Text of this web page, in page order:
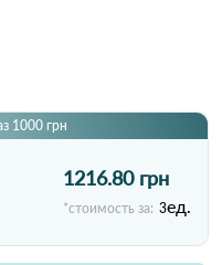
1000 грн
1216.80 грн
*стоимость за: 3ед.